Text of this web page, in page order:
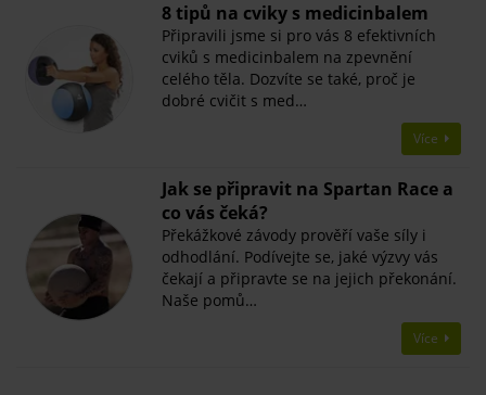
8 tipů na cviky s medicinbalem
Připravili jsme si pro vás 8 efektivních
cviků s medicinbalem na zpevnění
celého těla. Dozvíte se také, proč je
dobré cvičit s med…
Více
Jak se připravit na Spartan Race a
co vás čeká?
Překážkové závody prověří vaše síly i
odhodlání. Podívejte se, jaké výzvy vás
čekají a připravte se na jejich překonání.
Naše pomů…
Více